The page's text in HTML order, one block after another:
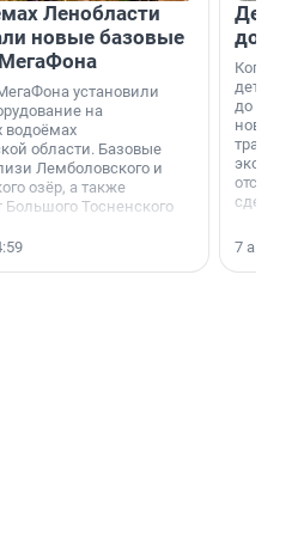
Ленобласти
новые базовые
установили
на
водоёмах
области. Базовые
Лемболовского и
озёр, а также
Большого Тосненского
Когда-
дети
до
новости
сделали
7